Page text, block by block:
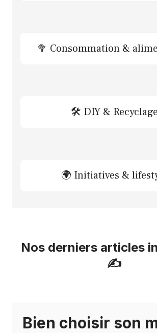
🥦 Consommation &
🛠 DIY & Recyclage
🌍 Initiatives &
Nos derniers articles
✍️
Bien choisir son